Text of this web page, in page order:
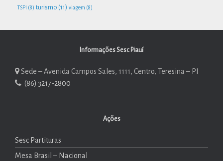
TSPI (8) turismo (11) viagem (8)
Informações Sesc Piauí
Sede – Avenida Campos Sales, 1111, Centro, Teresina – PI
(86) 3217-2800
Ações
Sesc Partituras
Mesa Brasil – Nacional